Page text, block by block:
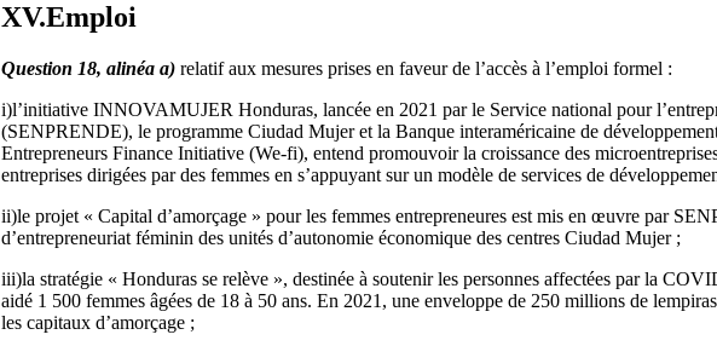
XV.Emploi
Question 18, alinéa a) relatif aux mesures prises en faveur de l’accès à l’emploi formel :
i)l’initiative INNOVAMUJER Honduras, lancée en 2021 par le Service national pour
(SENPRENDE), le programme Ciudad Mujer et la Banque interaméricaine de
Entrepreneurs Finance Initiative (We-fi), entend promouvoir la croissance des
entreprises dirigées par des femmes en s’appuyant sur un modèle de services de
ii)le projet « Capital d’amorçage » pour les femmes entrepreneures est mis en œuvre par
d’entrepreneuriat féminin des unités d’autonomie économique des centres Ciudad Mujer ;
iii)la stratégie « Honduras se relève », destinée à soutenir les personnes affectées par la
aidé 1 500 femmes âgées de 18 à 50 ans. En 2021, une enveloppe de 250 millions de
les capitaux d’amorçage ;